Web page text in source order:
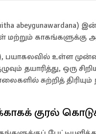
abeygunawardana)
மற்றும்
பயாகலவில் உள்ள
தயாரித்து, ஒரு
சுற்றித்
குரல்